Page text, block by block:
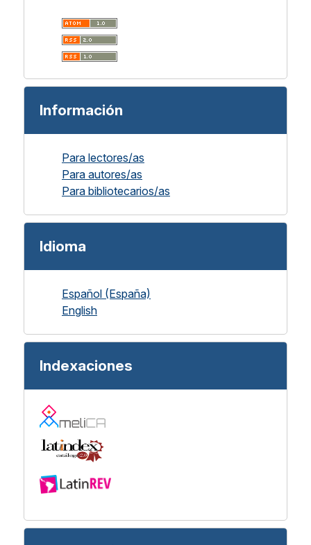
Información
Para lectores/as
Para autores/as
Para bibliotecarios/as
Idioma
Español (España)
English
Indexaciones